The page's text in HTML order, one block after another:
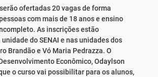
ofertadas 20 vagas de forma
com mais de 18 anos e ensino
As inscrições estão
do SENAI e nas unidades dos
Brandão e Vó Maria Pedrazza. O
Econômico, Odaylson
o curso vai possibilitar para os alunos,